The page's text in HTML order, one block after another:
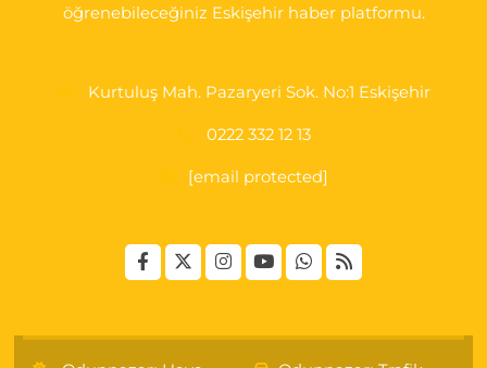
öğrenebileceğiniz Eskişehir haber platformu.
Kurtuluş Mah. Pazaryeri Sok. No:1 Eskişehir
0222 332 12 13
[email protected]